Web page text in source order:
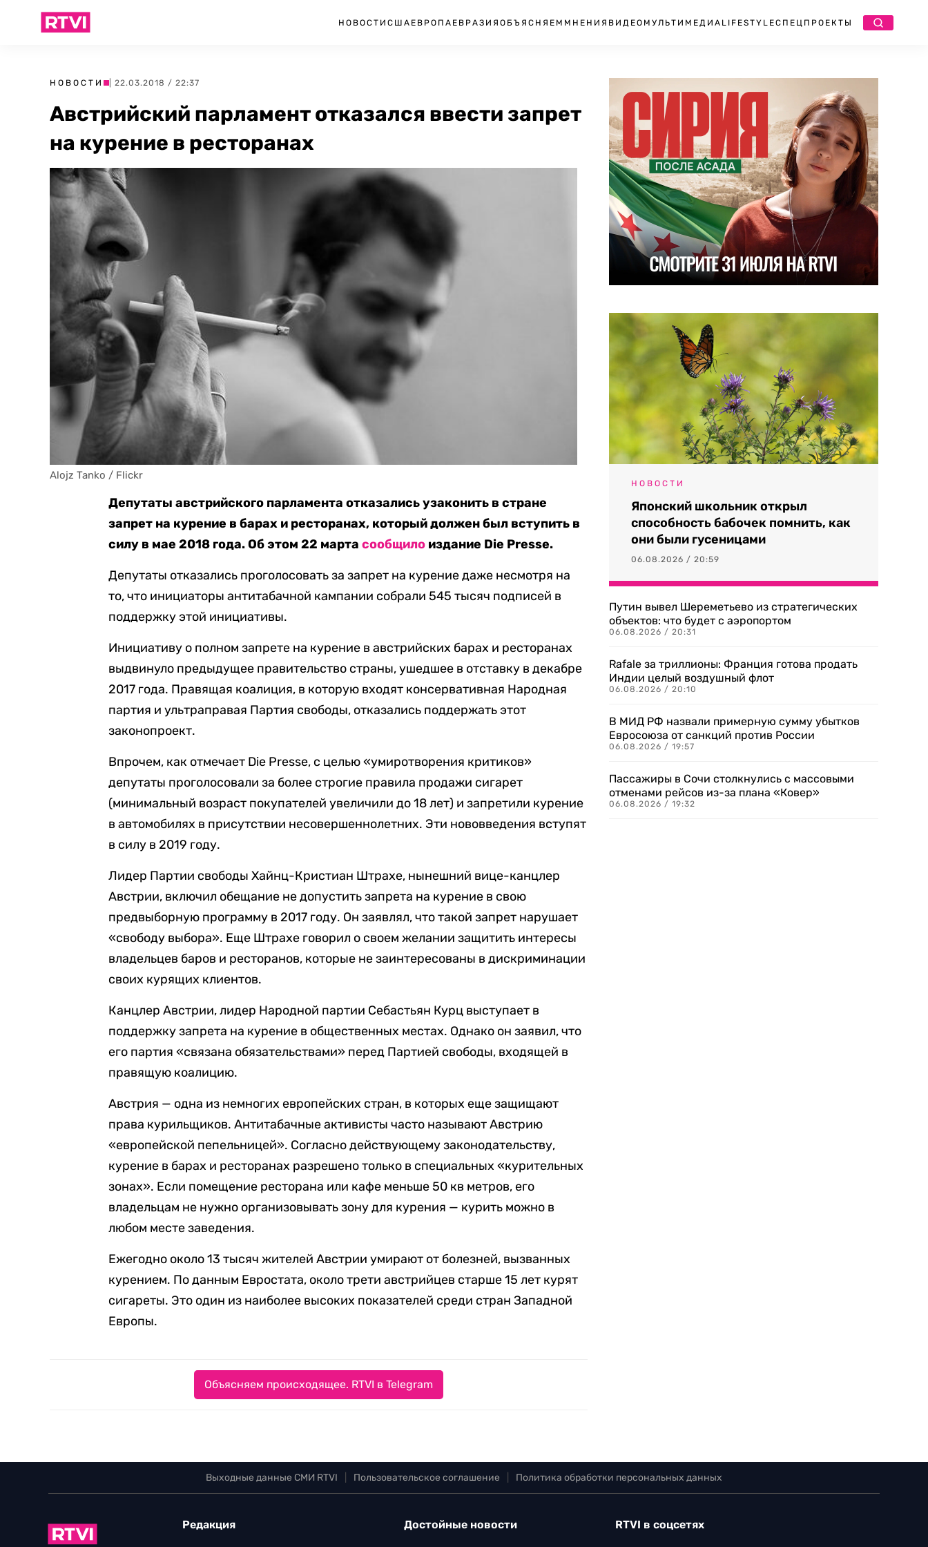
НОВОСТИ США ЕВРОПА ЕВРАЗИЯ ОБЪЯСНЯЕМ МНЕНИЯ ВИДЕО МУЛЬТИМЕДИА LIFESTYLEСПЕЦПРОЕКТЫ
НОВОСТИ | 22.03.2018 / 22:37
Австрийский парламент отказался ввести запрет
на курение в ресторанах
Alojz Tanko / Flickr
Депутаты австрийского парламента отказались узаконить в стране
запрет на курение в барах и ресторанах, который должен был вступить в
силу в мае 2018 года. Об этом 22 мартасообщило издание Die Presse.
Депутаты отказались проголосовать за запрет на курение даже несмотря на
то, что инициаторы антитабачной кампании собрали 545 тысяч подписей в
поддержку этой инициативы.
Инициативу о полном запрете на курение в австрийских барах и ресторанах
выдвинуло предыдущее правительство страны, ушедшее в отставку в декабре
2017 года. Правящая коалиция, в которую входят консервативная Народная
партия и ультраправая Партия свободы, отказались поддержать этот
законопроект.
Впрочем, как отмечает Die Presse, с целью «умиротворения критиков»
депутаты проголосовали за более строгие правила продажи сигарет
(минимальный возраст покупателей увеличили до 18 лет) и запретили курение
в автомобилях в присутствии несовершеннолетних. Эти нововведения вступят
в силу в 2019 году.
Лидер Партии свободы Хайнц-Кристиан Штрахе, нынешний вице-канцлер
Австрии, включил обещание не допустить запрета на курение в свою
предвыборную программу в 2017 году. Он заявлял, что такой запрет нарушает
«свободу выбора». Еще Штрахе говорил о своем желании защитить интересы
владельцев баров и ресторанов, которые не заинтересованы в дискриминации
своих курящих клиентов.
Канцлер Австрии, лидер Народной партии Себастьян Курц выступает в
поддержку запрета на курение в общественных местах. Однако он заявил, что
его партия «связана обязательствами» перед Партией свободы, входящей в
правящую коалицию.
Австрия — одна из немногих европейских стран, в которых еще защищают
права курильщиков. Антитабачные активисты часто называют Австрию
«европейской пепельницей». Согласно действующему законодательству,
курение в барах и ресторанах разрешено только в специальных «курительных
зонах». Если помещение ресторана или кафе меньше 50 кв метров, его
владельцам не нужно организовывать зону для курения — курить можно в
любом месте заведения.
Ежегодно около 13 тысяч жителей Австрии умирают от болезней, вызванных
курением. По данным Евростата, около трети австрийцев старше 15 лет курят
сигареты. Это один из наиболее высоких показателей среди стран Западной
Европы.
Объясняем происходящее. RTVI в Telegram
НОВОСТИ
Японский школьник открыл
способность бабочек помнить, как
они были гусеницами
06.08.2026 / 20:59
Путин вывел Шереметьево из стратегических
объектов: что будет с аэропортом
06.08.2026 / 20:31
Rafale за триллионы: Франция готова продать
Индии целый воздушный флот
06.08.2026 / 20:10
В МИД РФ назвали примерную сумму убытков
Евросоюза от санкций против России
06.08.2026 / 19:57
Пассажиры в Сочи столкнулись с массовыми
отменами рейсов из-за плана «Ковер»
06.08.2026 / 19:32
Выходные данные СМИ RTVI Пользовательское соглашение Политика обработки персональных данных
Редакция Достойные новости RTVI в соцсетях